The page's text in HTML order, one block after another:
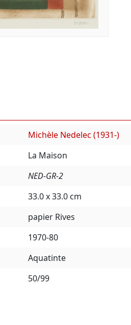
Michèle Nedelec (1931-)
La Maison
NED-GR-2
33.0 x 33.0 cm
papier Rives
1970-80
Aquatinte
50/99